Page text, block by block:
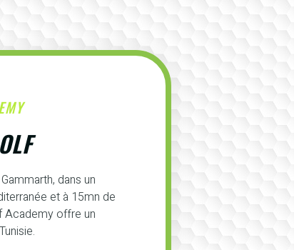
dans un
et à 15mn de
Academy offre un